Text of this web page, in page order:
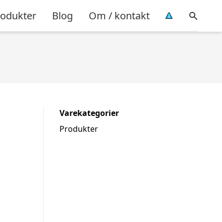
Blog Om / kontakt
Varekategorier
Produkter